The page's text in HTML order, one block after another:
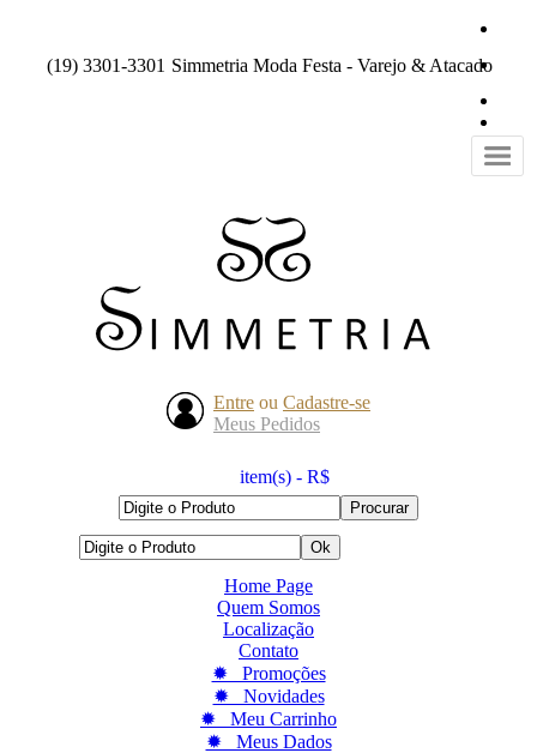
(19) 3301-3301 Simmetria Moda Festa - Varejo & Atacado
Entre ou Cadastre-se
Meus Pedidos
item(s) - R$
Home Page
Quem Somos
Localização
Contato
✹ Promoções
✹ Novidades
✹ Meu Carrinho
✹ Meus Dados